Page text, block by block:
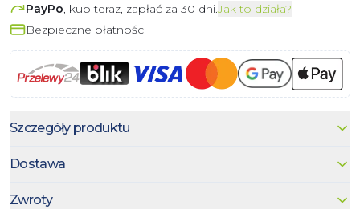
PayPo, kup teraz, zapłać za 30 dni.Jak to działa?
Bezpieczne płatności
Szczegóły produktu
Dostawa
Zwroty